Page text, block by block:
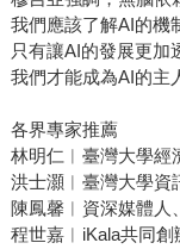
我們應該了解AI的機
只有讓AI的發展更加
我們才能成為AI的主
各界專家推薦
林明仁︱臺灣大學經
洪士灝︱臺灣大學資
陳鳳馨︱資深媒體人
程世嘉︱iKala共同